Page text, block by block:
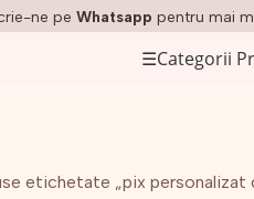
ne pe Whatsapp pentru mai
☰Categorii
etichetate „pix personalizat